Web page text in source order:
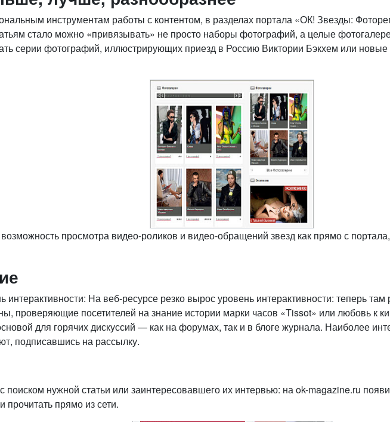
инструментам работы с контентом, в разделах портала «ОК! Звезды:
стало можно «привязывать» не просто наборы фотографий, а целые
серии фотографий, иллюстрирующих приезд в Россию Виктории Бэкхем или
просмотра видео-роликов и видео-обращений звезд как прямо с
На веб-ресурсе резко вырос уровень интерактивности: теперь
проверяющие посетителей на знание истории марки часов «Tissot» или любовь к
для горячих дискуссий — как на форумах, так и в блоге журнала. Наиболее
подписавшись на рассылку.
поиском нужной статьи или заинтересовавшего их интервью: на ok-magazine.ru
прямо из сети.